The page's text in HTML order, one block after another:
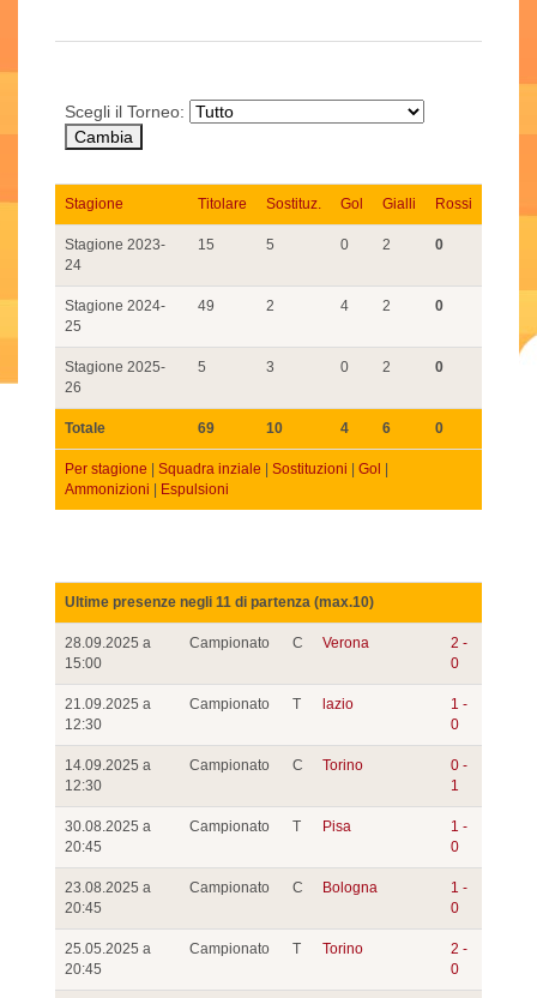
Scegli il Torneo:
Stagione Titolare Sostituz. Gol Gialli Rossi
Stagione 2023-
24
15 5 0 2 0
Stagione 2024-
25
49 2 4 2 0
Stagione 2025-
26
5 3 0 2 0
Totale 69 10 4 6 0
Per stagione Squadra inziale Sostituzioni Gol
Ammonizioni
Espulsioni
Ultime presenze negli 11 di partenza (max.10)
28.09.2025 a
15:00
Campionato C Verona
2 -
0
21.09.2025 a
12:30
Campionato T lazio
1 -
0
14.09.2025 a
12:30
Campionato C Torino
0 -
1
30.08.2025 a
20:45
Campionato T Pisa
1 -
0
23.08.2025 a
20:45
Campionato C Bologna
1 -
0
25.05.2025 a
20:45
Campionato T Torino
2 -
0